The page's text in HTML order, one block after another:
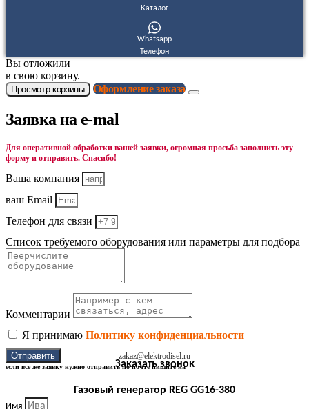
Каталог
Whatsapp
Телефон
Вы отложили
в свою корзину.
Просмотр корзины Оформление заказа
Заявка на e-mal
Для оперативной обработки вашей заявки, огромная просьба заполнить эту
форму и отправить. Спасибо!
Ваша компания
ваш Email
Телефон для связи
Список требуемого оборудования или параметры для подбора
Комментарии
Я принимаю Политику конфиденциальности
Отправить
если все же заявку нужно отправить по почте пишите на
zakaz@elektrodisel.ru
Заказать звонок
Газовый генератор REG GG16-380
Имя